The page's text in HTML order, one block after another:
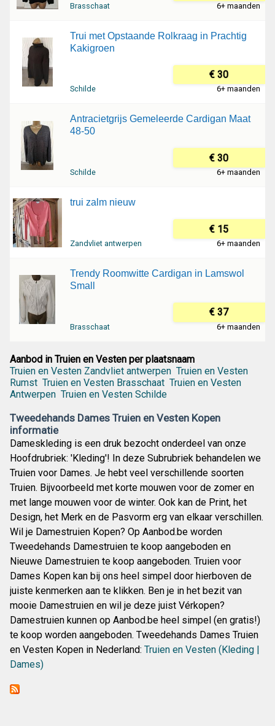
Brasschaat 6+ maanden
Trui met Opstaande Rolkraag in Prachtig
Kakigroen
€ 30
Schilde 6+ maanden
Antracietgrijs Gemeleerde Cardigan Maat
48-50
€ 30
Schilde 6+ maanden
trui zalm nieuw
€ 15
Zandvliet antwerpen 6+ maanden
Trendy Roomwitte Cardigan in Lamswol
Small
€ 37
Brasschaat 6+ maanden
Aanbod in Truien en Vesten per plaatsnaam
Truien en Vesten Zandvliet antwerpen Truien en Vesten
Rumst Truien en Vesten Brasschaat Truien en Vesten
Antwerpen Truien en Vesten Schilde
Tweedehands Dames Truien en Vesten Kopen
informatie
Dameskleding is een druk bezocht onderdeel van onze
Hoofdrubriek: 'Kleding'! In deze Subrubriek behandelen we
Truien voor Dames. Je hebt veel verschillende soorten
Truien. Bijvoorbeeld met korte mouwen voor de zomer en
met lange mouwen voor de winter. Ook kan de Print, het
Design, het Merk en de Pasvorm erg van elkaar verschillen.
Wil je Damestruien Kopen? Op Aanbod.be worden
Tweedehands Damestruien te koop aangeboden en
Nieuwe Damestruien te koop aangeboden. Truien voor
Dames Kopen kan bij ons heel simpel door hierboven de
juiste kenmerken aan te klikken. Ben je in het bezit van
mooie Damestruien en wil je deze juist Vérkopen?
Damestruien kunnen op Aanbod.be heel simpel (en gratis!)
te koop worden aangeboden. Tweedehands Dames Truien
en Vesten Kopen in Nederland: Truien en Vesten (Kleding |
Dames)